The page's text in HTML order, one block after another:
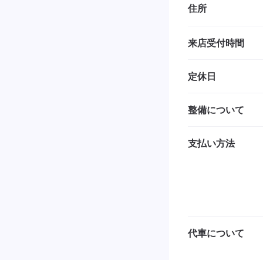
住所
来店受付時間
定休日
整備について
支払い方法
代車について